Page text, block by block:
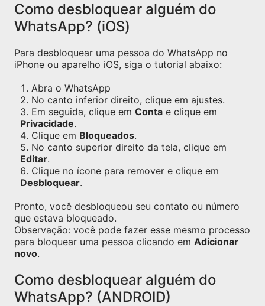
Como desbloquear alguém do
WhatsApp? (iOS)
Para desbloquear uma pessoa do WhatsApp no
iPhone ou aparelho iOS, siga o tutorial abaixo:
Abra o WhatsApp
No canto inferior direito, clique em ajustes.
Em seguida, clique em Conta e clique em
Privacidade.
Clique em Bloqueados.
No canto superior direito da tela, clique em
Editar.
Clique no ícone para remover e clique em
Desbloquear.
Pronto, você desbloqueou seu contato ou número
que estava bloqueado.
Observação: você pode fazer esse mesmo processo
para bloquear uma pessoa clicando em Adicionar
novo.
Como desbloquear alguém do
WhatsApp? (ANDROID)